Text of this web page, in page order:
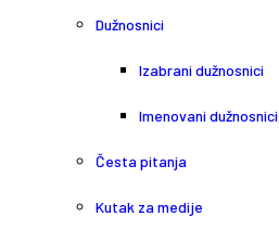
Dužnosnici
Izabrani dužnosnici
Imenovani dužnosnici
Česta pitanja
Kutak za medije